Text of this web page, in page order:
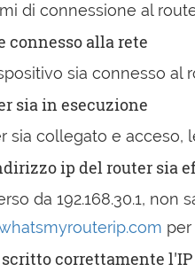
di connessione al
connesso alla rete
sia connesso al
sia in esecuzione
sia collegato e
ip del router sia
da 192.168.30.1,
correttamente l'IP